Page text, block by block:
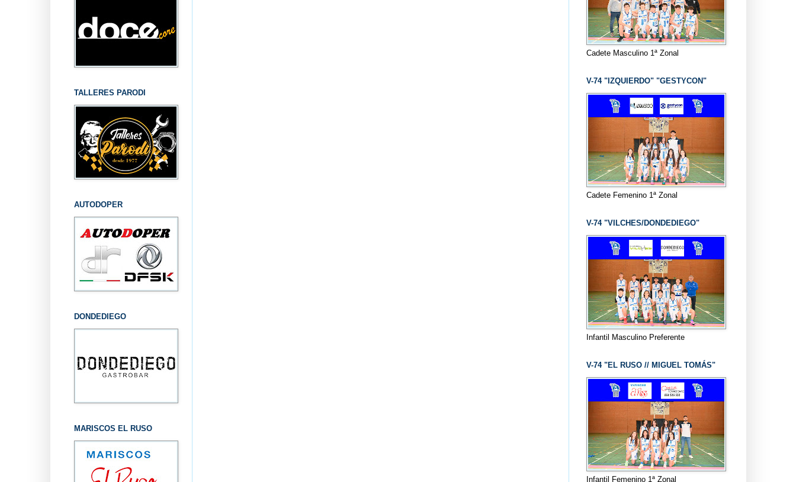
TALLERES PARODI
AUTODOPER
DONDEDIEGO
MARISCOS EL RUSO
Cadete Masculino 1ª Zonal
V-74 "IZQUIERDO" "GESTYCON"
Cadete Femenino 1ª Zonal
V-74 "VILCHES/DONDEDIEGO"
Infantil Masculino Preferente
V-74 "EL RUSO // MIGUEL TOMÁS"
Infantil Femenino 1ª Zonal